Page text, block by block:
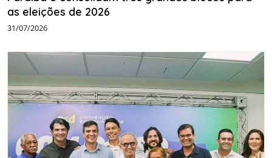
as eleições de 2026
31/07/2026